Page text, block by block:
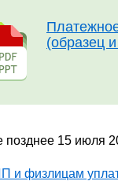
(образец
позднее 15 июля
и физлицам